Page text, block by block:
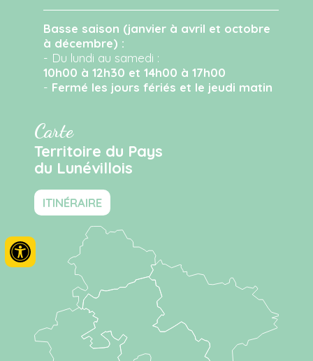
Basse saison (janvier à avril et octobre
à décembre) :
- Du lundi au samedi :
10h00 à 12h30 et 14h00 à 17h00
- Fermé les jours fériés et le jeudi matin
Carte
Territoire du Pays
du Lunévillois
ITINÉRAIRE